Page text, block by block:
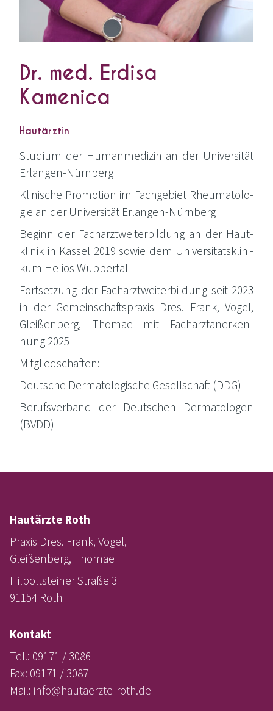
Dr. med. Erdisa
Kamenica
Hautärztin
Stu­di­um der Human­me­di­zin an der Uni­ver­si­tät
Erlangen-Nürnberg
Kli­ni­sche Pro­mo­ti­on im Fach­ge­biet Rheu­ma­to­lo­
gie an der Uni­ver­si­tät Erlangen-Nürnberg
Beginn der Fach­arzt­wei­ter­bil­dung an der Haut­
kli­nik in Kas­sel 2019 sowie dem Uni­ver­si­täts­kli­ni­
kum Heli­os Wuppertal
Fort­set­zung der Fach­arzt­wei­ter­bil­dung seit 2023
in der Gemein­schafts­pra­xis Dres. Frank, Vogel,
Glei­ßen­berg, Tho­mae mit Fach­arzt­an­er­ken­
nung 2025
Mit­glied­schaf­ten:
Deut­sche Der­ma­to­lo­gi­sche Gesell­schaft (DDG)
Berufs­ver­band der Deut­schen Der­ma­to­lo­gen
(BVDD)
Hautärzte Roth
Praxis Dres. Frank, Vogel,
Gleißenberg, Thomae
Hilpoltsteiner Straße 3
91154 Roth
Kontakt
Tel.: 09171 / 3086
Fax: 09171 / 3087
Mail: info@hautaerzte-roth.de